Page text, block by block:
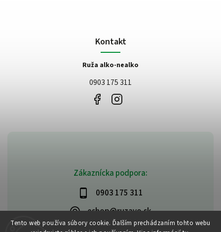
Tento web používa súbory cookie. Ďalším prechádzaním tohto webu
Zákaznícka podpora:
0903 175 311
eshop@ruzavo.sk
Kontakt
Ruža alko-nealko
0903 175 311